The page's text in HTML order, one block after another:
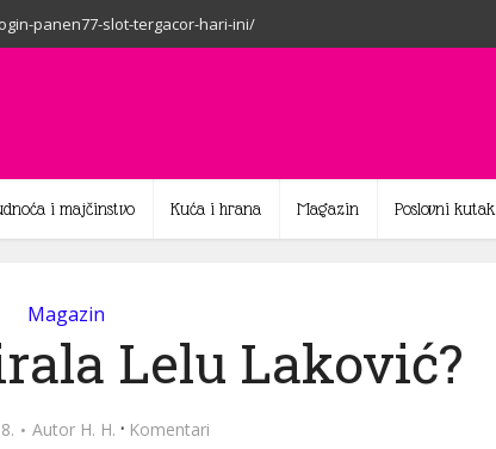
panen77-slot-tergacor-hari-ini/
i majčinstvo Kuća i hrana Magazin Poslovni kutak
Magazin
Lelu Laković?
Autor H. H. · Komentari